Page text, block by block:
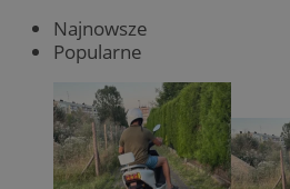
Najnowsze
Popularne